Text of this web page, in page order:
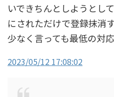
いできちんとしようとし
にされただけで登録抹消
少なく言っても最低の対応
2023/05/12 17:08:02